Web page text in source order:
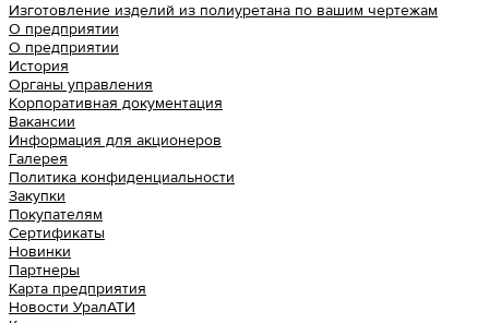
Изготовление изделий из полиуретана по вашим чертежам
О предприятии
О предприятии
История
Органы управления
Корпоративная документация
Вакансии
Информация для акционеров
Галерея
Политика конфиденциальности
Закупки
Покупателям
Сертификаты
Новинки
Партнеры
Карта предприятия
Новости УралАТИ